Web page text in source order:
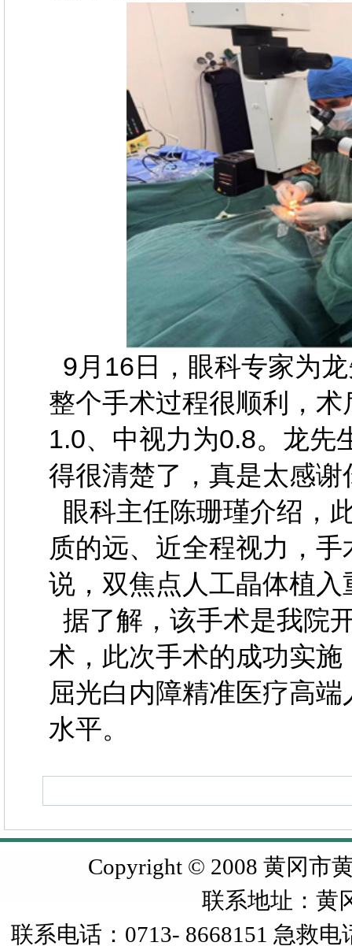
9月16日，眼科专家为
整个手术过程很顺利，
1.0、中视力为0.8。龙先
得很清楚了，真是太感谢
眼科主任陈珊瑾介绍，
质的远、近全程视力，
说，双焦点人工晶体植
据了解，该手术是我院
术，此次手术的成功实
屈光白内障精准医疗高
水平。
Copyright © 2008 黄冈市
联系地址：黄
联系电话：0713- 8668151 急救